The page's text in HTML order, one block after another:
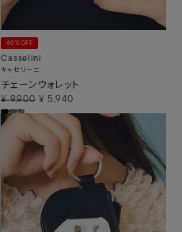
40%OFF
Casselini
キャセリーニ
チェーンウォレット
¥ 9,900 ¥ 5,940